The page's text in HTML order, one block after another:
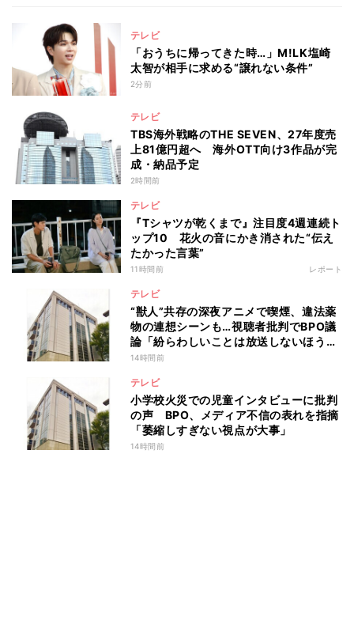
テレビ
「おうちに帰ってきた時…」M!LK塩崎
太智が相手に求める“譲れない条件”
2分前
テレビ
TBS海外戦略のTHE SEVEN、27年度売
上81億円超へ 海外OTT向け3作品が完
成・納品予定
2時間前
テレビ
『Tシャツが乾くまで』注目度4週連続ト
ップ10 花火の音にかき消された“伝え
たかった言葉”
11時間前 レポート
テレビ
“獣人”共存の深夜アニメで喫煙、違法薬
物の連想シーンも…視聴者批判でBPO議
論「紛らわしいことは放送しないほう
が」
14時間前
テレビ
小学校火災での児童インタビューに批判
の声 BPO、メディア不信の表れを指摘
「萎縮しすぎない視点が大事」
14時間前